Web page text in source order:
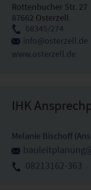
Rottenbucher Str. 27
87662 Osterzell
08345/274
info@osterzell.de
www.osterzell.de
IHK
Melanie Bischoff
08213162-363